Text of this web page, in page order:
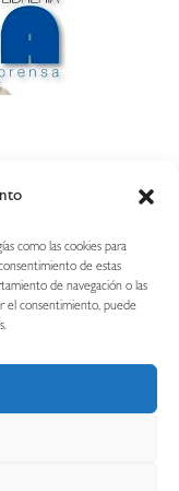
como las cookies para
de estas
de navegación o las
el consentimiento, puede
27